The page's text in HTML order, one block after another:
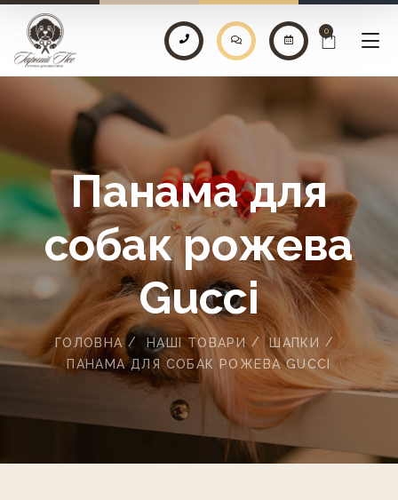
0
ГОЛОВНА НАШІ ТОВАРИ
ШАПКИ
ПАНАМА ДЛЯ СОБАК РОЖЕВА GUCCI
Панама для
собак рожева
Gucci